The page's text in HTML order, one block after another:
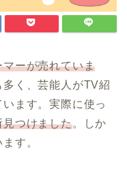
ーが売れていま
く、芸能人がTV紹
ます。実際に使っ
見つけました。しか
す。